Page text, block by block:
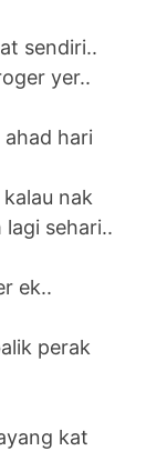
sendiri..
yer..
hari
nak
sehari..
ek..
perak
kat